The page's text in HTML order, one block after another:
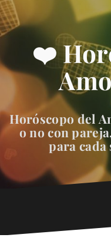
❤️
Horóscopo del
o no con
para